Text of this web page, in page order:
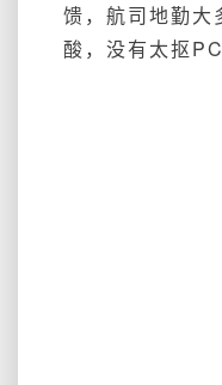
馈，航司地勤大
酸，没有太抠